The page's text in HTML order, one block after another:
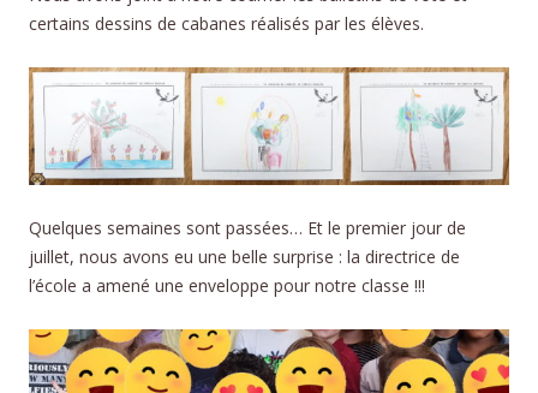
certains dessins de cabanes réalisés par les élèves.
Quelques semaines sont passées… Et le premier jour de
juillet, nous avons eu une belle surprise : la directrice de
l’école a amené une enveloppe pour notre classe !!!